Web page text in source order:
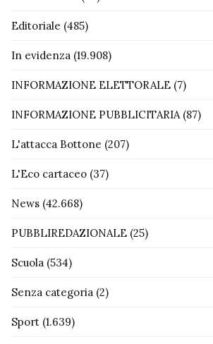
Editoriale (485)
In evidenza (19.908)
INFORMAZIONE ELETTORALE (7)
INFORMAZIONE PUBBLICITARIA(87)
L'attacca Bottone (207)
L'Eco cartaceo (37)
News (42.668)
PUBBLIREDAZIONALE (25)
Scuola (534)
Senza categoria (2)
Sport (1.639)